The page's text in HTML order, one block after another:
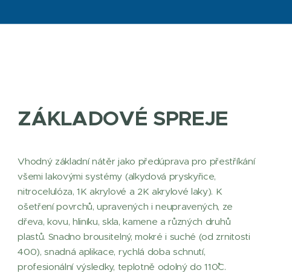
ZÁKLADOVÉ SPREJE
Vhodný základní nátěr jako předúprava pro přestříkání
všemi lakovými systémy (alkydová pryskyřice,
nitrocelulóza, 1K akrylové a 2K akrylové laky). K
ošetření povrchů, upravených i neupravených, ze
dřeva, kovu, hliníku, skla, kamene a různých druhů
plastů. Snadno brousitelný, mokré i suché (od zrnitosti
400), snadná aplikace, rychlá doba schnutí,
profesionální výsledky, teplotně odolný do 110˚C.